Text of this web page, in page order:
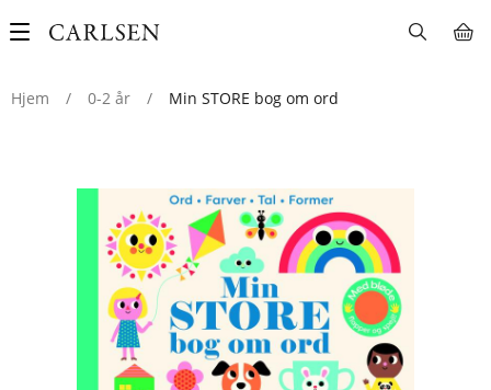
Main
Hjem
/ 0-2 år / Min STORE bog om ord